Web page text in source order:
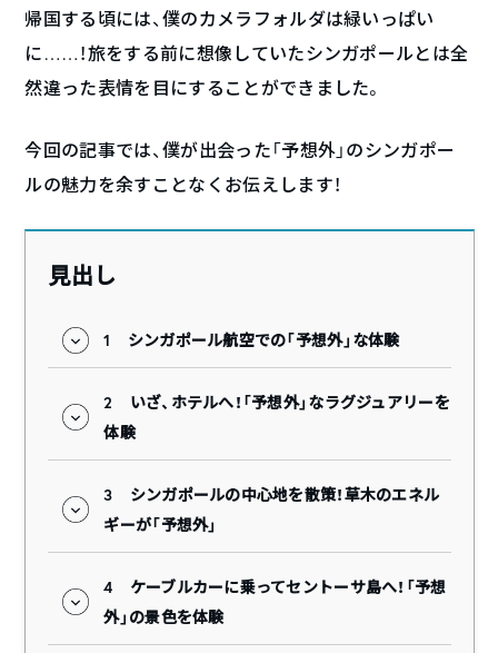
帰国する頃には、僕のカメラフォルダは緑いっぱい
に……！旅をする前に想像していたシンガポールとは全
然違った表情を目にすることができました。
今回の記事では、僕が出会った「予想外」のシンガポー
ルの魅力を余すことなくお伝えします！
見出し
1 シンガポール航空での「予想外」な体験
2
いざ、ホテルへ！「予想外」なラグジュアリーを
体験
3
シンガポールの中心地を散策！草木のエネル
ギーが「予想外」
4
ケーブルカーに乗ってセントーサ島へ！「予想
外」の景色を体験